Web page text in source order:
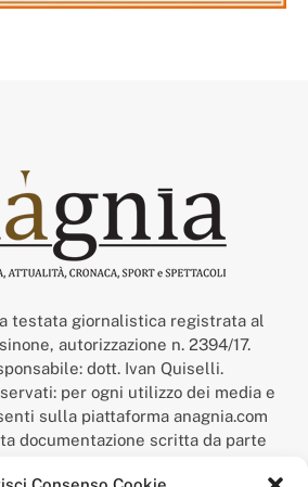
testata giornalistica registrata al
autorizzazione n. 2394/17.
dott. Ivan Quiselli.
per ogni utilizzo dei media e
sulla piattaforma anagnia.com
documentazione scritta da parte